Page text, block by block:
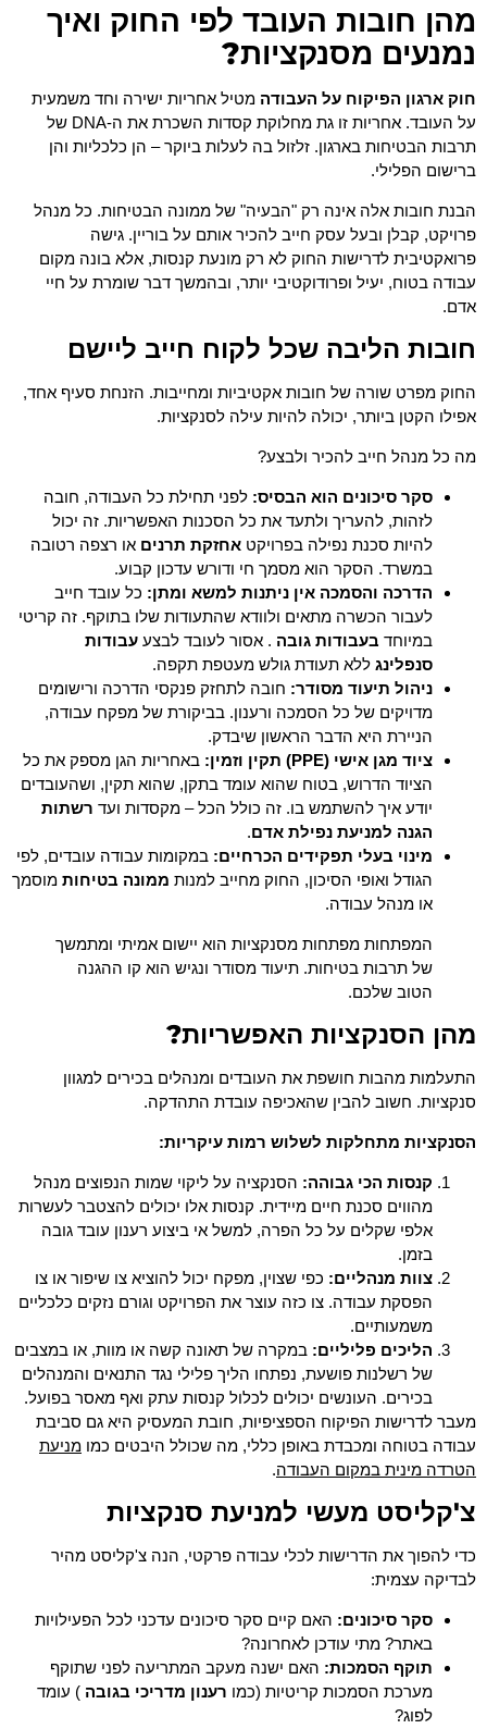
מהן חובות העובד לפי החוק ואיך
נמנעים מסנקציות?
חוק ארגון הפיקוח על העבודה מטיל אחריות ישירה וחד משמעית
על העובד. אחריות זו גת מחלוקת קסדות השכרת את ה-DNA של
תרבות הבטיחות בארגון. זלזול בה לעלות ביוקר – הן כלכליות והן
ברישום הפלילי.
הבנת חובות אלה אינה רק "הבעיה" של ממונה הבטיחות. כל מנהל
פרויקט, קבלן ובעל עסק חייב להכיר אותם על בוריין. גישה
פרואקטיבית לדרישות החוק לא רק מונעת קנסות, אלא בונה מקום
עבודה בטוח, יעיל ופרודוקטיבי יותר, ובהמשך דבר שומרת על חיי
אדם.
חובות הליבה שכל לקוח חייב ליישם
החוק מפרט שורה של חובות אקטיביות ומחייבות. הזנחת סעיף אחד,
אפילו הקטן ביותר, יכולה להיות עילה לסנקציות.
מה כל מנהל חייב להכיר ולבצע?
סקר סיכונים הוא הבסיס: לפני תחילת כל העבודה, חובה
לזהות, להעריך ולתעד את כל הסכנות האפשריות. זה יכול
להיות סכנת נפילה בפרויקט אחזקת תרנים או רצפה רטובה
במשרד. הסקר הוא מסמך חי ודורש עדכון קבוע.
הדרכה והסמכה אין ניתנות למשא ומתן: כל עובד חייב
לעבור הכשרה מתאים ולוודא שהתעודות שלו בתוקף. זה קריטי
במיוחד בעבודות גובה . אסור לעובד לבצע עבודות
סנפלינג ללא תעודת גולש מעטפת תקפה.
ניהול תיעוד מסודר: חובה לתחזק פנקסי הדרכה ורישומים
מדויקים של כל הסמכה ורענון. בביקורת של מפקח עבודה,
הניירת היא הדבר הראשון שיבדק.
ציוד מגן אישי (PPE) תקין וזמין:
באחריות הגן מספק את כל
הציוד הדרוש, בטוח שהוא עומד בתקן, שהוא תקין, ושהעובדים
יודע איך להשתמש בו. זה כולל הכל – מקסדות ועד רשתות
הגנה למניעת נפילת אדם.
מינוי בעלי תפקידים הכרחיים: במקומות עבודה עובדים, לפי
הגודל ואופי הסיכון, החוק מחייב למנות ממונה בטיחות מוסמך
או מנהל עבודה.
המפתחות מפתחות מסנקציות הוא יישום אמיתי ומתמשך
של תרבות בטיחות. תיעוד מסודר ונגיש הוא קו ההגנה
הטוב שלכם.
מהן הסנקציות האפשריות?
התעלמות מהבות חושפת את העובדים ומנהלים בכירים למגוון
סנקציות. חשוב להבין שהאכיפה עובדת התהדקה.
הסנקציות מתחלקות לשלוש רמות עיקריות:
קנסות הכי גבוהה: הסנקציה על ליקוי שמות הנפוצים מנהל
מהווים סכנת חיים מיידית. קנסות אלו יכולים להצטבר לעשרות
אלפי שקלים על כל הפרה, למשל אי ביצוע רענון עובד גובה
בזמן.
צוות מנהליים: כפי שצוין, מפקח יכול להוציא צו שיפור או צו
הפסקת עבודה. צו כזה עוצר את הפרויקט וגורם נזקים כלכליים
משמעותיים.
הליכים פליליים: במקרה של תאונה קשה או מוות, או במצבים
של רשלנות פושעת, נפתחו הליך פלילי נגד התנאים והמנהלים
בכירים. העונשים יכולים לכלול קנסות עתק ואף מאסר בפועל.
מעבר לדרישות הפיקוח הספציפיות, חובת המעסיק היא גם סביבת
עבודה בטוחה ומכבדת באופן כללי, מה שכולל היבטים כמו מניעת
הטרדה מינית במקום העבודה.
צ'קליסט מעשי למניעת סנקציות
כדי להפוך את הדרישות לכלי עבודה פרקטי, הנה צ'קליסט מהיר
לבדיקה עצמית:
סקר סיכונים: האם קיים סקר סיכונים עדכני לכל הפעילויות
באתר? מתי עודכן לאחרונה?
תוקף הסמכות: האם ישנה מעקב המתריעה לפני שתוקף
מערכת הסמכות קריטיות (כמו רענון מדריכי בגובה ) עומד
לפוג?